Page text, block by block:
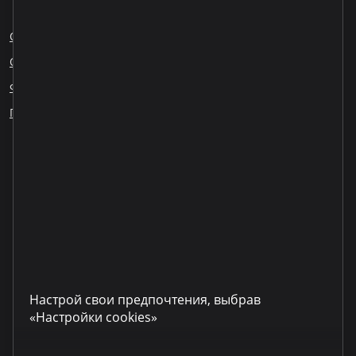
Настрой свои предпочтения, выбрав
«Настройки cookies»
О нас
Ответственное кредитование
Финансовое образование
Публикация информации